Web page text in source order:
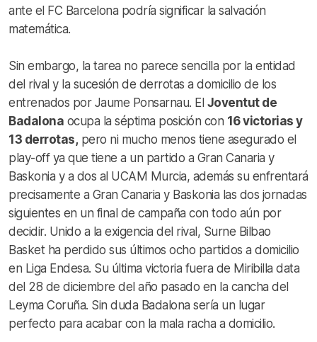
ante el FC Barcelona podría significar la salvación
matemática.
Sin embargo, la tarea no parece sencilla por la entidad
del rival y la sucesión de derrotas a domicilio de los
entrenados por Jaume Ponsarnau. El Joventut de
Badalona ocupa la séptima posición con 16 victorias y
13 derrotas, pero ni mucho menos tiene asegurado el
play-off ya que tiene a un partido a Gran Canaria y
Baskonia y a dos al UCAM Murcia, además su enfrentará
precisamente a Gran Canaria y Baskonia las dos jornadas
siguientes en un final de campaña con todo aún por
decidir. Unido a la exigencia del rival, Surne Bilbao
Basket ha perdido sus últimos ocho partidos a domicilio
en Liga Endesa. Su última victoria fuera de Miribilla data
del 28 de diciembre del año pasado en la cancha del
Leyma Coruña. Sin duda Badalona sería un lugar
perfecto para acabar con la mala racha a domicilio.